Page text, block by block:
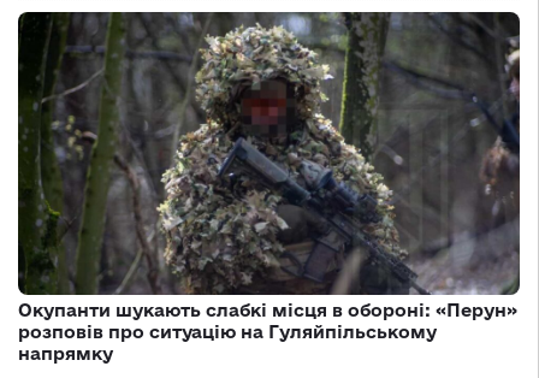
Окупанти шукають слабкі місця в обороні: «Перун»
розповів про ситуацію на Гуляйпільському
напрямку